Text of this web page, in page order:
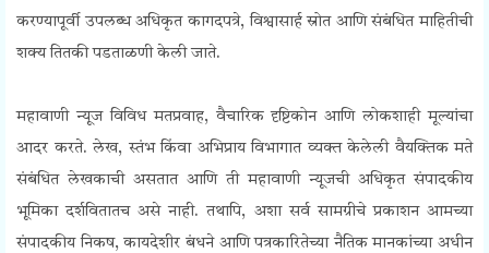
करण्यापूर्वी उपलब्ध अधिकृत कागदपत्रे, विश्वासार्ह स्रोत आणि संबंधित माहितीची
शक्य तितकी पडताळणी केली जाते.
महावाणी न्यूज विविध मतप्रवाह, वैचारिक दृष्टिकोन आणि लोकशाही मूल्यांचा
आदर करते. लेख, स्तंभ किंवा अभिप्राय विभागात व्यक्त केलेली वैयक्तिक मते
संबंधित लेखकाची असतात आणि ती महावाणी न्यूजची अधिकृत संपादकीय
भूमिका दर्शवितातच असे नाही. तथापि, अशा सर्व सामग्रीचे प्रकाशन आमच्या
संपादकीय निकष, कायदेशीर बंधने आणि पत्रकारितेच्या नैतिक मानकांच्या अधीन